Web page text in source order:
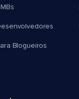
Blogueiros